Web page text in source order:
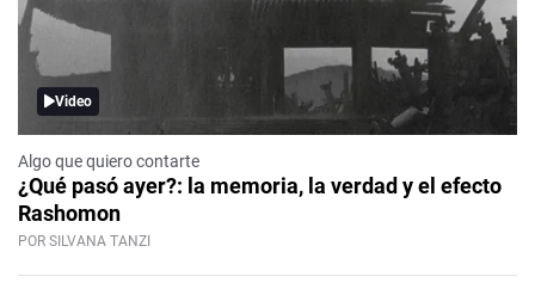
Video
Algo que quiero contarte
¿Qué pasó ayer?: la memoria, la verdad y el efecto
Rashomon
POR SILVANA TANZI